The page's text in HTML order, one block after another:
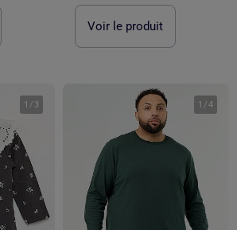
Voir le produit
1 / 3 1 /4